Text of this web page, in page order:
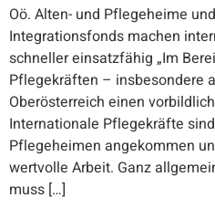
Oö. Alten- und Pflegeheime
Integrationsfonds machen
schneller einsatzfähig „Im
Pflegekräften – insbesondere
Oberösterreich einen
Internationale Pflegekräfte
Pflegeheimen angekommen
wertvolle Arbeit. Ganz
muss […]